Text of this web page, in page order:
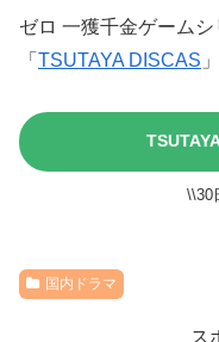
ゼロ 一獲千金ゲームシ
「 TSUTAYA DISCAS
\\30
国内ドラマ
ス